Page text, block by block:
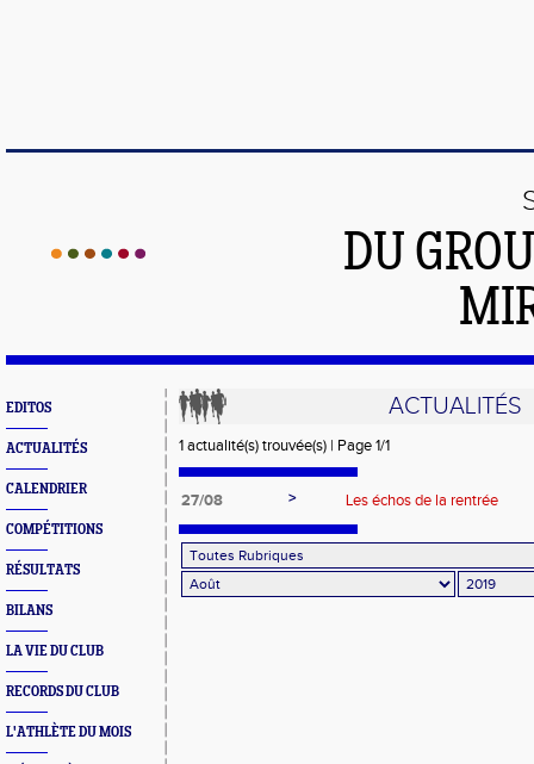
DU
EDITOS
ACTUALITÉS
CALENDRIER
COMPÉTITIONS
RÉSULTATS
BILANS
LA VIE DU CLUB
RECORDS DU CLUB
L'ATHLÈTE DU MOIS
ACTUALITÉS
1 actualité(s) trouvée(s) | Page 1/1
27/08 > Les échos de la rentrée